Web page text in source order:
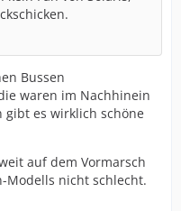
Bussen
waren im Nachhinein
gibt es wirklich schöne
auf dem Vormarsch
Modells nicht schlecht.